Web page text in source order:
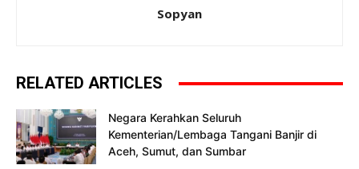
Sopyan
RELATED ARTICLES
Negara Kerahkan Seluruh
Kementerian/Lembaga Tangani Banjir di
Aceh, Sumut, dan Sumbar